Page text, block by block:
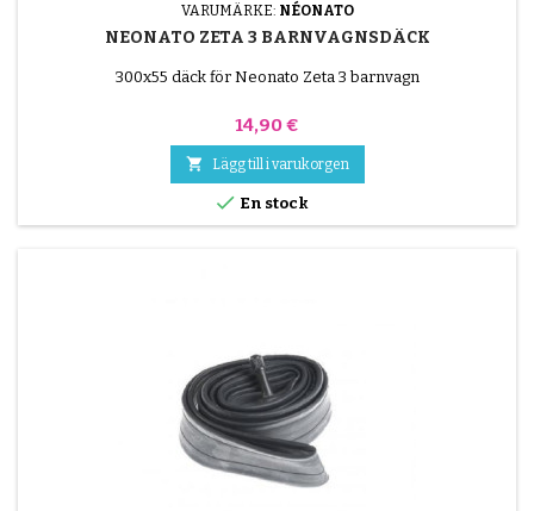
VARUMÄRKE: NÉONATO
NEONATO ZETA 3 BARNVAGNSDÄCK
300x55 däck för Neonato Zeta 3 barnvagn
Pris
14,90 €
 Lägg till i varukorgen
 En stock